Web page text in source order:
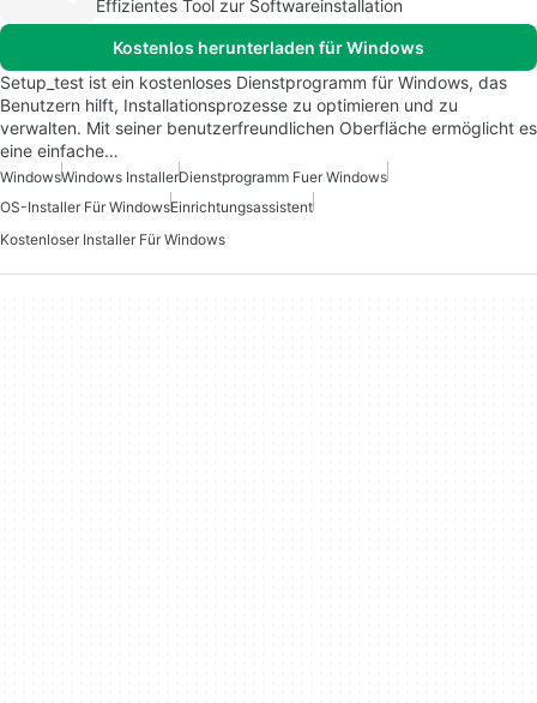
Effizientes Tool zur Softwareinstallation
Kostenlos herunterladen für Windows
Setup_test ist ein kostenloses Dienstprogramm für Windows, das
Benutzern hilft, Installationsprozesse zu optimieren und zu
verwalten. Mit seiner benutzerfreundlichen Oberfläche ermöglicht es
eine einfache…
WindowsWindows InstallerDienstprogramm Fuer Windows
OS-Installer Für WindowsEinrichtungsassistent
Kostenloser Installer Für Windows